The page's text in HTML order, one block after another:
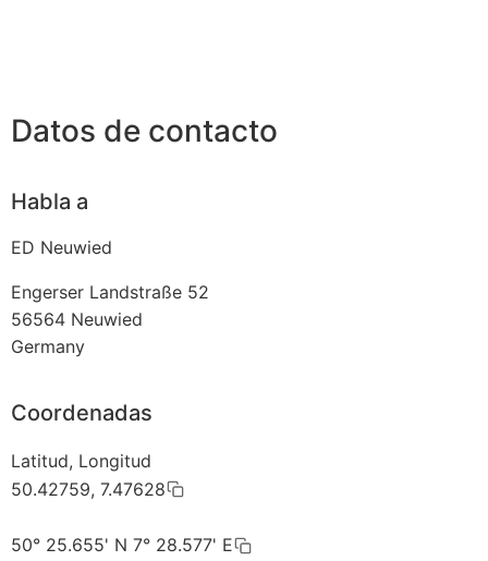
Datos de contacto
Habla a
ED Neuwied
Engerser Landstraße 52
56564 Neuwied
Germany
Coordenadas
Latitud, Longitud
50.42759, 7.47628
50° 25.655' N 7° 28.577' E